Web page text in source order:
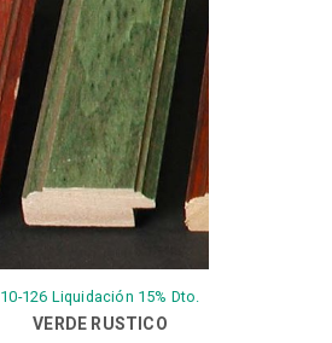
10-126 Liquidación 15% Dto.
VERDE RUSTICO